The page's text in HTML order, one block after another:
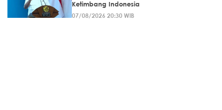
Ketimbang Indonesia
07/08/2026 20:30 WIB